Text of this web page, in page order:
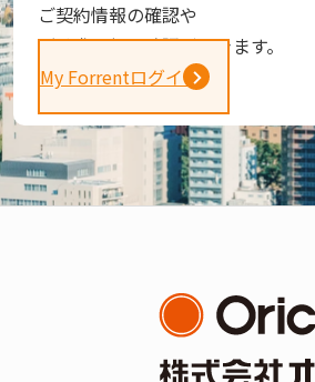
ご契約情報の確認や
ご請求金額の確認ができます。
My Forrentログイン